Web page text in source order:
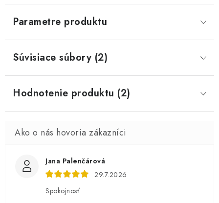
Parametre produktu
Súvisiace súbory (2)
Hodnotenie produktu (2)
Jana Palenčárová
29.7.2026
Spokojnosť